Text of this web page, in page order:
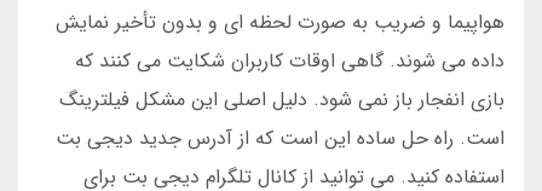
هواپیما و ضریب به صورت لحظه ای و بدون تأخیر نمایش
داده می شوند. گاهی اوقات کاربران شکایت می کنند که
بازی انفجار باز نمی شود. دلیل اصلی این مشکل فیلترینگ
است. راه حل ساده این است که از آدرس جدید دیجی بت
استفاده کنید. می توانید از کانال تلگرام دیجی بت برای